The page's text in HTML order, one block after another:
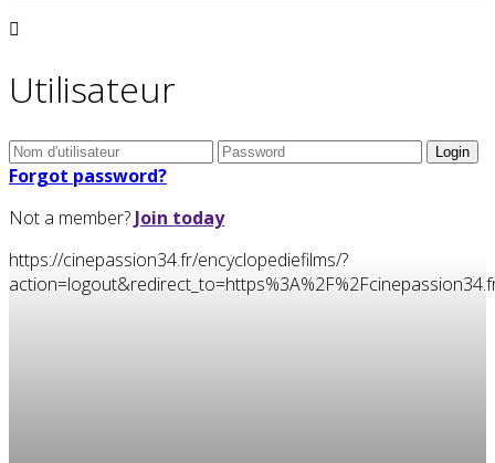
Utilisateur
Forgot password?
Not a member? Join today
https://cinepassion34.fr/encyclopediefilms/?